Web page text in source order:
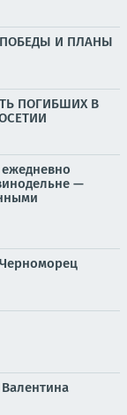
ПОБЕДЫ И ПЛАНЫ
ПОГИБШИХ В
—